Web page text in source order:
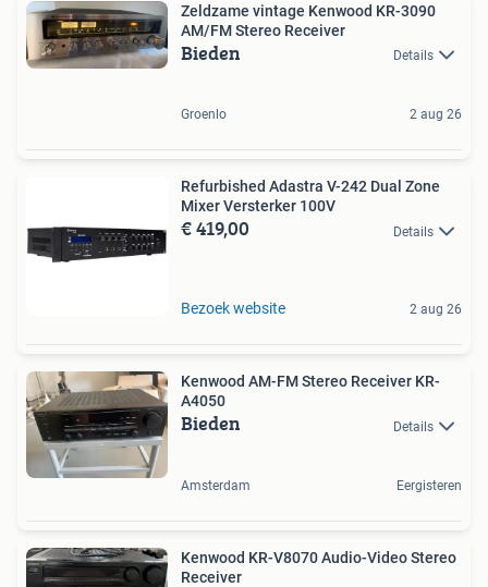
Zeldzame vintage Kenwood KR-3090
AM/FM Stereo Receiver
Bieden Details
Groenlo 2 aug 26
Refurbished Adastra V-242 Dual Zone
Mixer Versterker 100V
€ 419,00 Details
Bezoek website 2 aug 26
Kenwood AM-FM Stereo Receiver KR-
A4050
Bieden Details
Amsterdam Eergisteren
Kenwood KR-V8070 Audio-Video Stereo
Receiver